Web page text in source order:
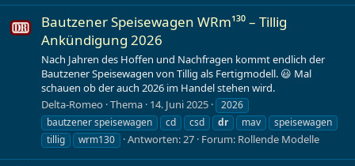
Bautzener Speisewagen WRm¹³⁰ – Tillig
Ankündigung 2026
Nach Jahren des Hoffen und Nachfragen kommt endlich der
Bautzener Speisewagen von Tillig als Fertigmodell. 😃 Mal
schauen ob der auch 2026 im Handel stehen wird.
Delta-Romeo Thema 14. Juni 2025
2026
bautzener speisewagen
cd csd dr mav
speisewagen
tillig
wrm130 Antworten: 27 Forum: Rollende Modelle